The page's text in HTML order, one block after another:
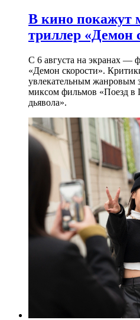
В кино покажут
триллер «Демон
С 6 августа на экранах —
«Демон скорости».
увлекательным жанровым
миксом фильмов «Поезд
дьявола».